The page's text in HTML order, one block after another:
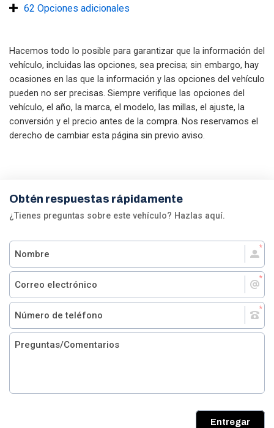
62 Opciones adicionales
Hacemos todo lo posible para garantizar que la información del
vehículo, incluidas las opciones, sea precisa; sin embargo, hay
ocasiones en las que la información y las opciones del vehículo
pueden no ser precisas. Siempre verifique las opciones del
vehículo, el año, la marca, el modelo, las millas, el ajuste, la
conversión y el precio antes de la compra. Nos reservamos el
derecho de cambiar esta página sin previo aviso.
Obtén respuestas rápidamente
¿Tienes preguntas sobre este vehículo? Hazlas aquí.
Entregar